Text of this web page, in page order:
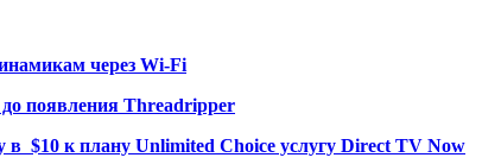
через Wi-Fi
появления Threadripper
в $10 к плану Unlimited Choice услугу Direct TV Now